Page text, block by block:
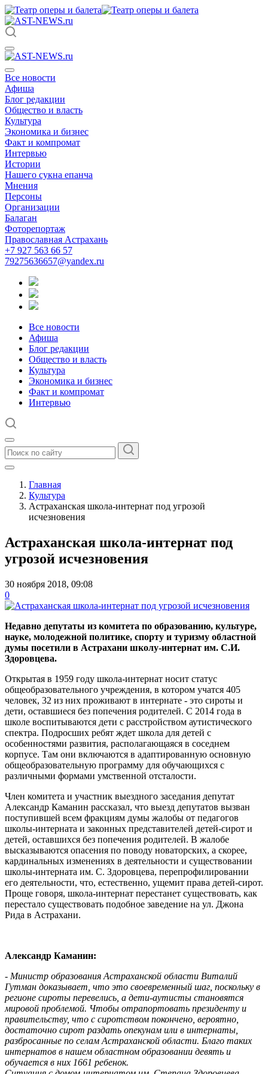
Все новости
Афиша
Блог редакции
Общество и власть
Культура
Экономика и бизнес
Факт и компромат
Интервью
Истории
Нашего сукна епанча
Мнения
Персоны
Организации
Балаган
Фоторепортаж
Православная Астрахань
+7 927 563 66 57
79275636657@yandex.ru
Все новости
Афиша
Блог редакции
Общество и власть
Культура
Экономика и бизнес
Факт и компромат
Интервью
Главная
Культура
Астраханская школа-интернат под угрозой
исчезновения
Астраханская школа-интернат под
угрозой исчезновения
30 ноября 2018, 09:08
0
Недавно депутаты из комитета по образованию, культуре,
науке, молодежной политике, спорту и туризму областной
думы посетили в Астрахани школу-интернат им. С.И.
Здоровцева.
Открытая в 1959 году школа-интернат носит статус
общеобразовательного учреждения, в котором учатся 405
человек, 32 из них проживают в интернате - это сироты и
дети, оставшиеся без попечения родителей. С 2014 года в
школе воспитываются дети с расстройством аутистического
спектра. Подросших ребят ждет школа для детей с
особенностями развития, располагающаяся в соседнем
корпусе. Там они включаются в адаптированную основную
общеобразовательную программу для обучающихся с
различными формами умственной отсталости.
Член комитета и участник выездного заседания депутат
Александр Каманин рассказал, что выезд депутатов вызван
поступившей всем фракциям думы жалобы от педагогов
школы-интерната и законных представителей детей-сирот и
детей, оставшихся без попечения родителей. В жалобе
высказываются опасения по поводу новаторских, а скорее,
кардинальных изменениях в деятельности и существовании
школы-интерната им. С. Здоровцева, перепрофилировании
его деятельности, что, естественно, ущемит права детей-сирот.
Проще говоря, школа-интернат перестанет существовать, как
перестало существовать подобное заведение на ул. Джона
Рида в Астрахани.
Александр Каманин:
- Министр образования Астраханской области Виталий
Гутман доказывает, что это своевременный шаг, поскольку в
регионе сироты перевелись, а дети-аутисты становятся
мировой проблемой. Чтобы отрапортовать президенту и
правительству, что с сиротством покончено, вероятно,
достаточно сирот раздать опекунам или в интернаты,
разбросанные по селам Астраханской области. Благо таких
интернатов в нашем областном образовании девять и
обучается в них 1661 ребенок.